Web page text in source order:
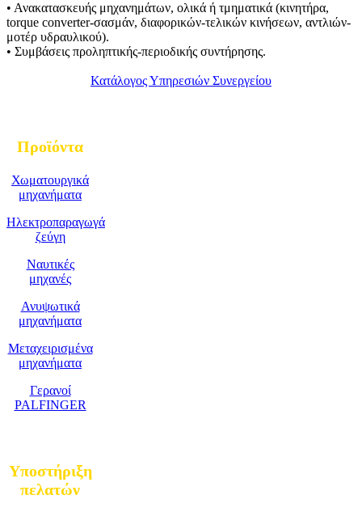
• Ανακατασκευής μηχανημάτων, ολικά ή τμηματικά (κινητήρα,
torque converter-σασμάν, διαφορικών-τελικών κινήσεων, αντλιών-
μοτέρ υδραυλικού).
• Συμβάσεις προληπτικής-περιοδικής συντήρησης.
Κατάλογος Υπηρεσιών Συνεργείου
Προϊόντα
Χωματουργικά
μηχανήματα
Ηλεκτροπαραγωγά
ζεύγη
Ναυτικές
μηχανές
Ανυψωτικά
μηχανήματα
Μεταχειρισμένα
μηχανήματα
Γερανοί
PALFINGER
Υποστήριξη
πελατών